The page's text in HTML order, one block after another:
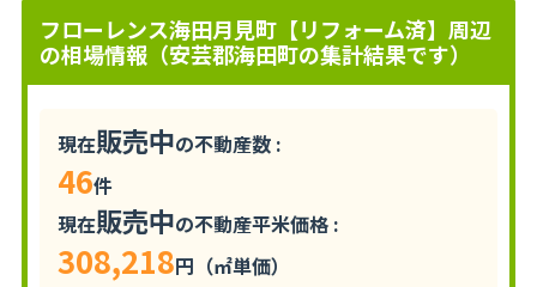
フローレンス海田月見町【リフォーム済】周辺
の相場情報（安芸郡海田町の集計結果です）
現在販売中の不動産数 :
46件
現在販売中の不動産平米価格 :
308,218円（㎡単価）